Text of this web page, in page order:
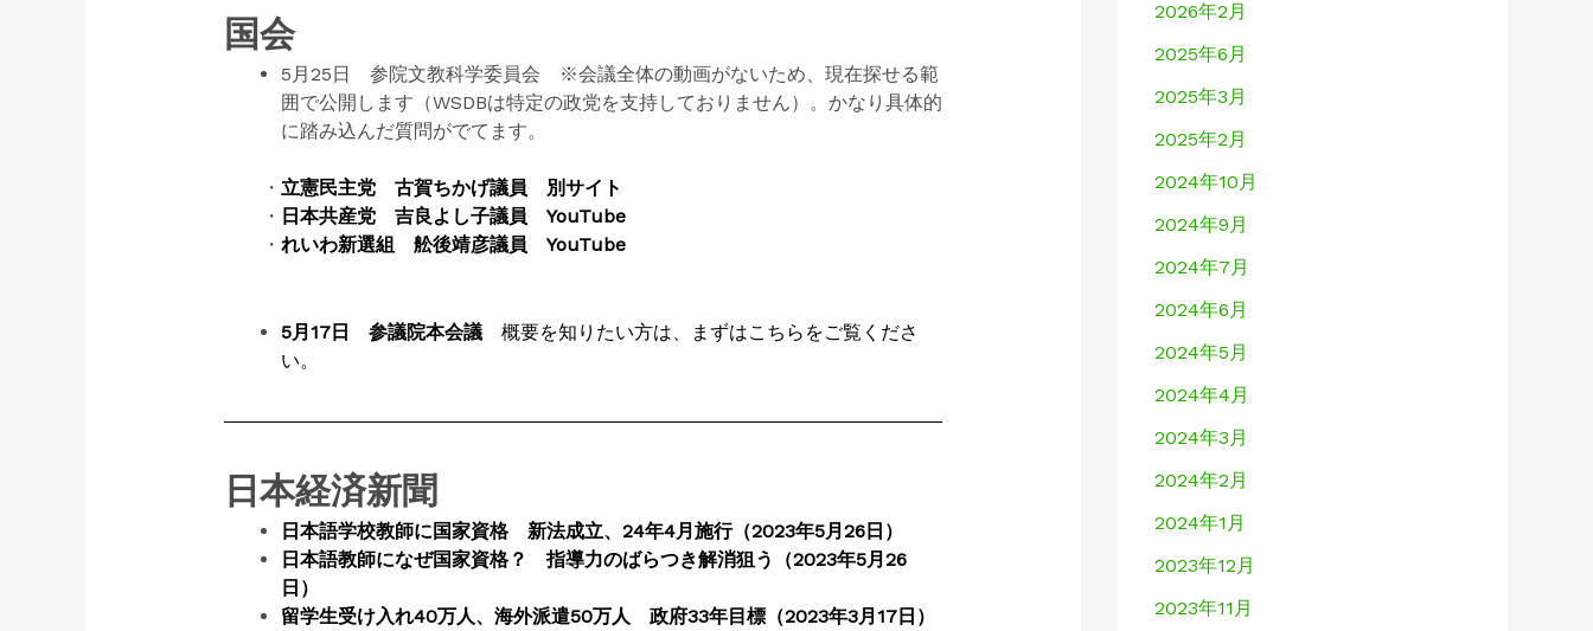
国会
5月25日 参院文教科学委員会 ※会議全体の動画がないため、現在探せる範
囲で公開します（WSDBは特定の政党を支持しておりません）。かなり具体的
に踏み込んだ質問がでてます。
・ 立憲民主党 古賀ちかげ議員 別サイト
・ 日本共産党 吉良よし子議員 YouTube
・ れいわ新選組 舩後靖彦議員 YouTube
5月17日 参議院本会議概要を知りたい方は、まずはこちらをご覧くださ
い。
日本経済新聞
日本語学校教師に国家資格 新法成立、24年4月施行（2023年5月26日）
日本語教師になぜ国家資格？ 指導力のばらつき解消狙う（2023年5月26
日）
留学生受け入れ40万人、海外派遣50万人 政府33年目標（2023年3月17日）
2026年2月
2025年6月
2025年3月
2025年2月
2024年10月
2024年9月
2024年7月
2024年6月
2024年5月
2024年4月
2024年3月
2024年2月
2024年1月
2023年12月
2023年11月